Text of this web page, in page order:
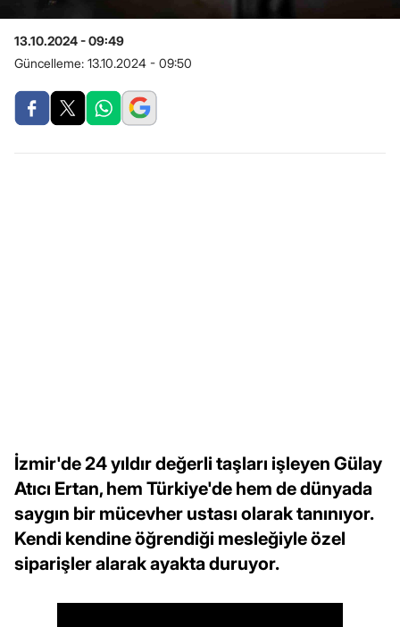
13.10.2024 - 09:49
Güncelleme: 13.10.2024 - 09:50
İzmir'de 24 yıldır değerli taşları işleyen Gülay
Atıcı Ertan, hem Türkiye'de hem de dünyada
saygın bir mücevher ustası olarak tanınıyor.
Kendi kendine öğrendiği mesleğiyle özel
siparişler alarak ayakta duruyor.